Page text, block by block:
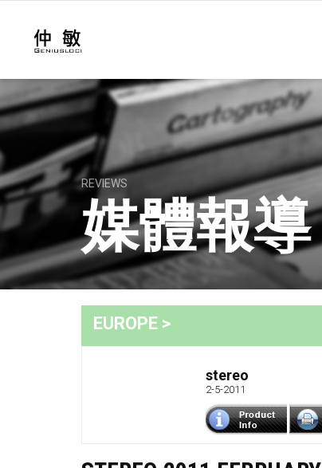
REVIEWS
媒體報導
EUROPE >
stereo
2-5-2011